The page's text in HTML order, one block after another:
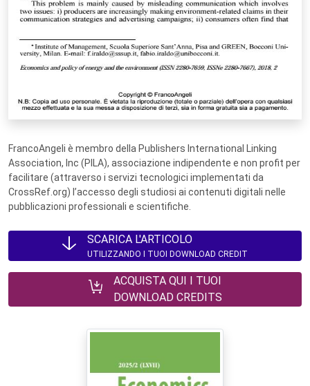
FrancoAngeli è membro della Publishers International Linking
Association, Inc (PILA), associazione indipendente e non profit per
facilitare (attraverso i servizi tecnologici implementati da
CrossRef.org) l’accesso degli studiosi ai contenuti digitali nelle
pubblicazioni professionali e scientifiche.
SCARICA L'ARTICOLO
UTILIZZANDO I TUOI DOWNLOAD CREDIT
ACQUISTA QUI I TUOI
DOWNLOAD CREDITS